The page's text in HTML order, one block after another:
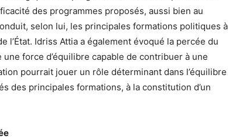
des programmes proposés, aussi bien au
selon lui, les principales formations politiques à
l’État. Idriss Attia a également évoqué la percée du
force d’équilibre capable de contribuer à une
pourrait jouer un rôle déterminant dans l’équilibre
des principales formations, à la constitution d’un